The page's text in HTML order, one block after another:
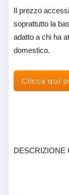
Il prezzo
soprattutto la
adatto a chi ha
domestico.
Clicca qui
DESCRIZIONE